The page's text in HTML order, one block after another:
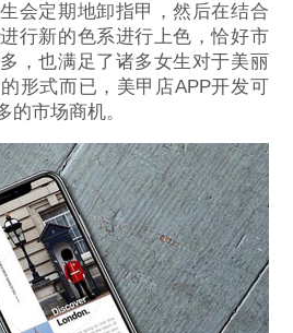
会定期地卸指甲，然后在结合
行新的色系进行上色，恰好市
，也满足了诸多女生对于美丽
形式而已，美甲店APP开发可
的市场商机。